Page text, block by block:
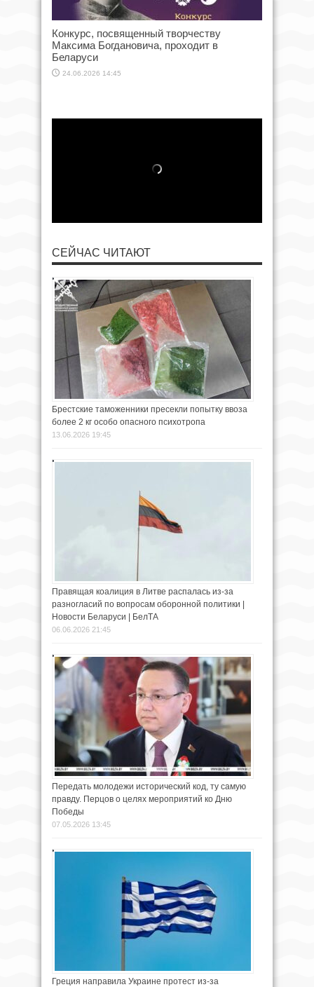
Конкурс, посвященный творчеству
Максима Богдановича, проходит в
Беларуси
24.06.2026 14:45
СЕЙЧАС ЧИТАЮТ
Брестские таможенники пресекли попытку ввоза
более 2 кг особо опасного психотропа
13.06.2026 19:45
Правящая коалиция в Литве распалась из-за
разногласий по вопросам оборонной политики |
Новости Беларуси | БелТА
06.06.2026 21:45
Передать молодежи исторический код, ту самую
правду. Перцов о целях мероприятий ко Дню
Победы
07.05.2026 13:45
Греция направила Украине протест из-за